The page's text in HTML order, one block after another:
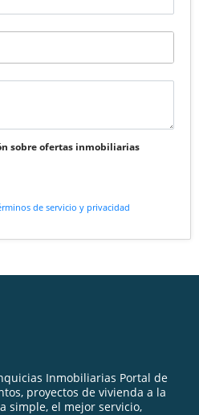
sobre ofertas inmobiliarias
de servicio y privacidad
Inmobiliarias Portal de
proyectos de vivienda a la
simple, el mejor servicio,